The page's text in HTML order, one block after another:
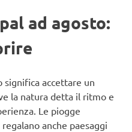
ad agosto:
significa accettare un
la natura detta il ritmo e
Le piogge
anche paesaggi